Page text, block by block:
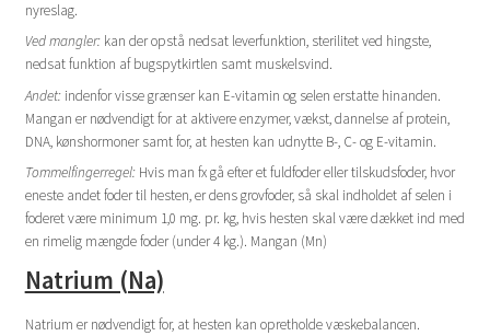
nyreslag.
Ved mangler:kan der opstå nedsat leverfunktion, sterilitet ved hingste,
nedsat funktion af bugspytkirtlen samt muskelsvind.
Andet:indenfor visse grænser kan E-vitamin og selen erstatte hinanden.
Mangan er nødvendigt for at aktivere enzymer, vækst, dannelse af protein,
DNA, kønshormoner samt for, at hesten kan udnytte B-, C- og E-vitamin.
Tommelfingerregel:Hvis man fx gå efter et fuldfoder eller tilskudsfoder, hvor
eneste andet foder til hesten, er dens grovfoder, så skal indholdet af selen i
foderet være minimum 1,0 mg. pr. kg, hvis hesten skal være dækket ind med
en rimelig mængde foder (under 4 kg.). Mangan (Mn)
Natrium (Na)
Natrium er nødvendigt for, at hesten kan opretholde væskebalancen.